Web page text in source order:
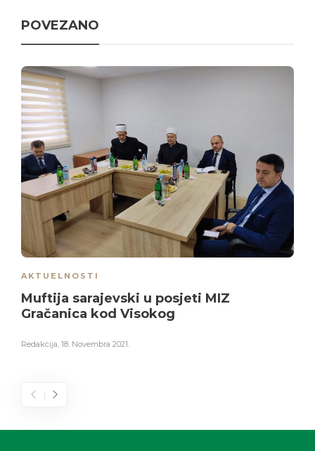
POVEZANO
AKTUELNOSTI
Muftija sarajevski u posjeti MIZ
Gračanica kod Visokog
Redakcija, 18. Novembra 2021.